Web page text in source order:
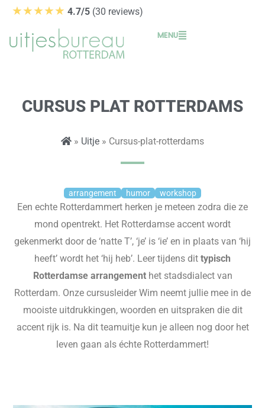
★★★★★ 4.7/5 (30 reviews)
MENU
CURSUS PLAT ROTTERDAMS
» Uitje » Cursus-plat-rotterdams
arrangement humor workshop
Een echte Rotterdammert herken je meteen zodra die ze
mond opentrekt. Het Rotterdamse accent wordt
gekenmerkt door de ‘natte T’, ‘je’ is ‘ie’ en in plaats van ‘hij
heeft’ wordt het ‘hij heb’. Leer tijdens dit typisch
Rotterdamse arrangementhet stadsdialect van
Rotterdam. Onze cursusleider Wim neemt jullie mee in de
mooiste uitdrukkingen, woorden en uitspraken die dit
accent rijk is. Na dit teamuitje kun je alleen nog door het
leven gaan als échte Rotterdammert!